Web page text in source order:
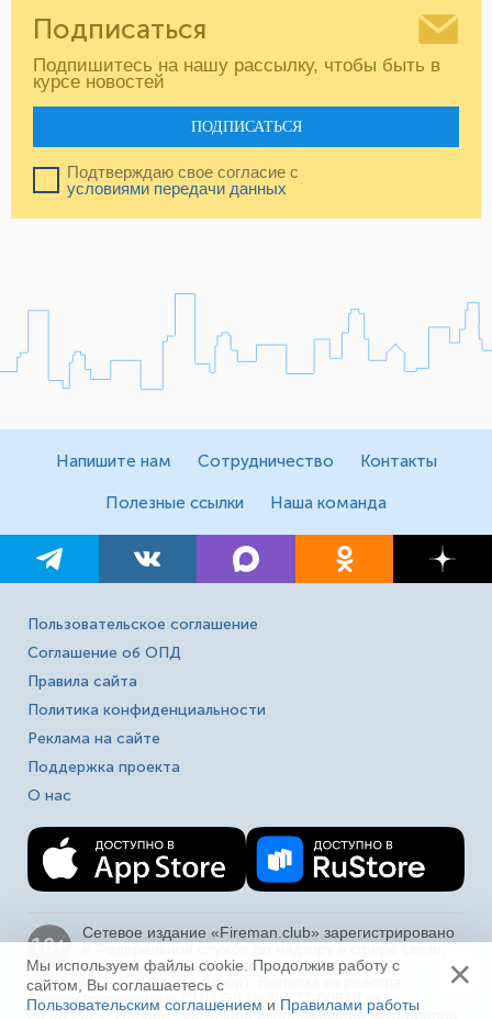
Подписаться
Подпишитесь на нашу рассылку, чтобы быть в
курсе новостей
ПОДПИСАТЬСЯ
Подтверждаю свое согласие с
условиями передачи данных
Напишите нам Сотрудничество Контакты
Полезные ссылки Наша команда
Пользовательское соглашение
Соглашение об ОПД
Правила сайта
Политика конфиденциальности
Реклама на сайте
Поддержка проекта
О нас
16+
Сетевое издание «Fireman.club» зарегистрировано
информационных технологий и массовых
коммуникаций (Роскомнадзор). Выписка из реестра
зарегистрированных СМИ ЭЛ № ФС 77-80618 от
23.03.2021. Полное, частичное использование материалов
Мы используем файлы cookie. Продолжив работу с
сайтом, Вы соглашаетесь с
Пользовательским соглашением и Правилами работы
×